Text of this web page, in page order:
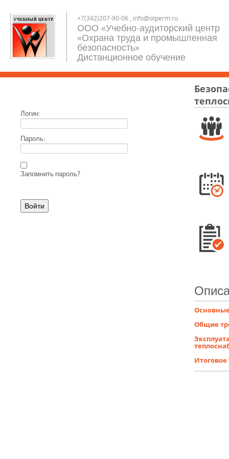
+7(342)207-90-06 , info@otperm.ru
ООО «Учебно-аудиторский центр
«Охрана труда и промышленная
безопасность»
Дистанционное обучение
Логин:
Пароль:
Запомнить пароль?
Общие